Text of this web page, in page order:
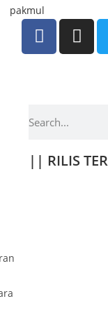
|| RILIS